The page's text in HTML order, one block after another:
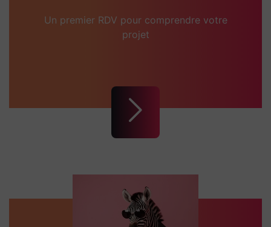
Un premier RDV pour comprendre votre
projet